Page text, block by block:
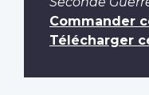
Commander
Télécharger